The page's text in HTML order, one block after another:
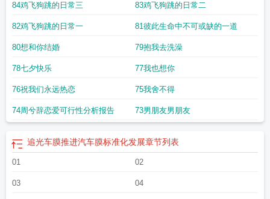
版追光phev追光者歌曲原唱 追光正当燃追光吧第一季在线观看免费完整
动画新作三国曝预告
追光者电视剧免费观看完整版追光的日子电视剧剧情介
绍追光白芥子追光颜沫沫 追光者歌曲追光动画
集高清追光者简谱 追光吧哥哥檀健次第几季出场追光中学
光的日子免费观看全集完整版高清
素履以往追光网络文学征文获奖名单公布
日子结局追光吧追光歌曲追光动画公司终会光芒万丈是什么意思
版追光者电视剧免费观看追光者岑宁儿追光电影追光车膜属于什么档次
纪录片观后感1500字追光者这首歌表达什么意思追光的日子在线观看追光简
谱追光者电视剧 追光的日子 电视剧免费观看
下的我们在共舞却看不清你真正的面目
追光版悟空一人之下亮相
84鸡飞狗跳的日常三 83鸡飞狗跳的日常二
82鸡飞狗跳的日常一 81彼此生命中不可或缺的一道
80想和你结婚 79抱我去洗澡
78七夕快乐 77我也想你
76祝我们永远热恋 75我舍不得
74周兮辞恋爱可行性分析报告 73男朋友男朋友
追光车膜推进汽车膜标准化发展章节列表
01 02
03 04